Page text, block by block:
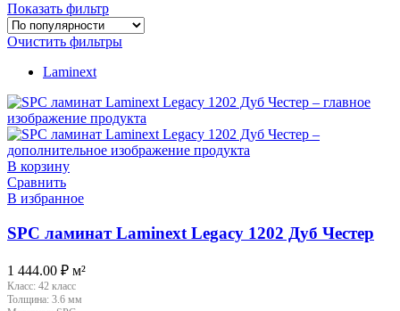
Показать фильтр
Очистить фильтры
Laminext
В корзину
Сравнить
В избранное
SPC ламинат Laminext Legacy 1202 Дуб Честер
1 444.00 ₽ м²
Класс: 42 класс
Толщина: 3.6 мм